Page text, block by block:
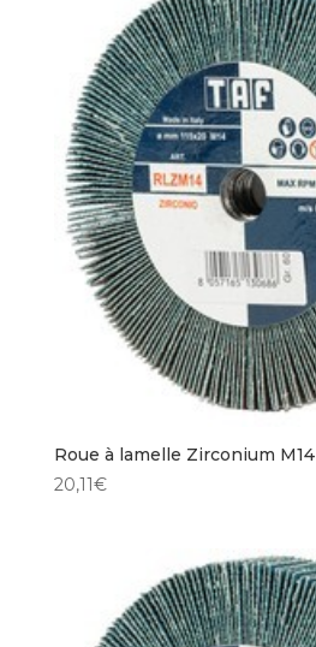
Roue à lamelle Zirconium M14
20,11€